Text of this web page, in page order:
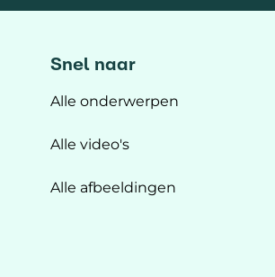
Snel naar
Alle onderwerpen
Alle video's
Alle afbeeldingen